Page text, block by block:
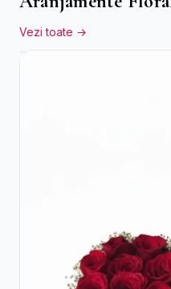
Vezi toate →